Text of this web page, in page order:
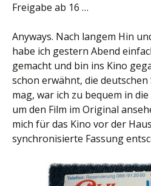
Freigabe ab 16 …
Anyways. Nach langem Hin
habe ich gestern Abend
gemacht und bin ins Kino
schon erwähnt, die
mag, war ich zu bequem in
um den Film im Original
mich für das Kino vor der
synchronisierte Fassung